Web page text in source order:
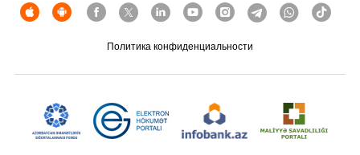
О банке
Политика конфиденциальности